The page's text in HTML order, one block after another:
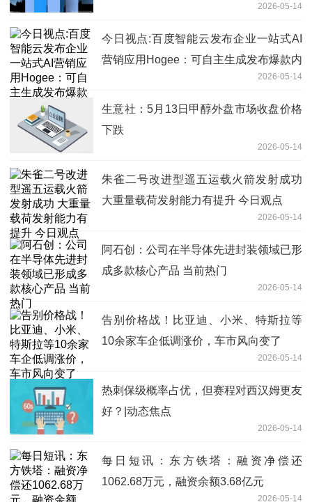
2026-05-14
今日视点:百度智能云发布企业一站式AI
营销应用Hogee：可自主生成发布爆款内
2026-05-14
生意社：5月13日甲醇外盘市场收盘价格
下跌
2026-05-14
朱雀二号改进型遥五运载火箭发射成功
大重量载荷发射能力有提升 今日观点
2026-05-14
阿石创：公司在半导体先进封装领域已形
成多款核心产品 当前热门
2026-05-14
告别价格战！比亚迪、小米、特斯拉等
10余家车企低调涨价，车市风向变了
2026-05-14
热刺保级概率占优，但赛程对西汉姆更友
好？|动态焦点
2026-05-14
每日短讯：东方铁塔：融资净偿还
1062.68万元，融资余额3.68亿元
2026-05-14